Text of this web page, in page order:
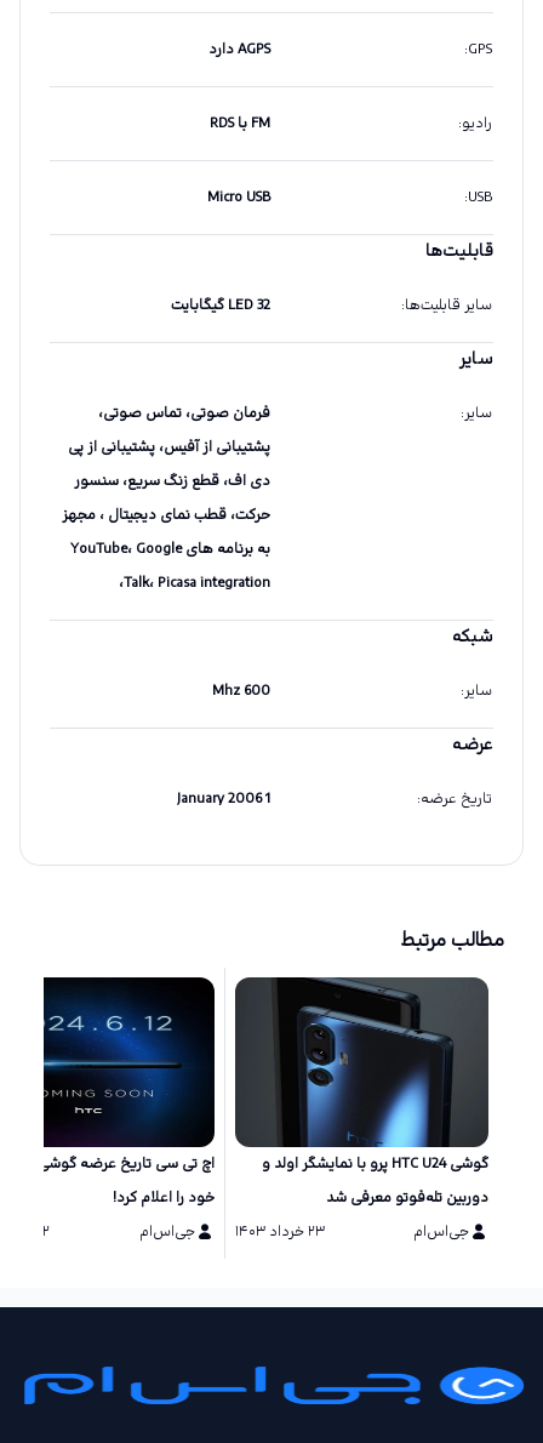
GPS
: AGPS دارد
رادیو: FM با RDS
USB
:
Micro USB
قابلیت‌ها
سایر قابلیت‌ها: LED 32 گیگابایت
سایر
سایر:
فرمان صوتی، تماس صوتی،
پشتیبانی از آفیس، پشتیبانی از پی
دی اف، قطع زنگ سریع، سنسور
حرکت، قطب نمای دیجیتال ، مجهز
به برنامه های YouTube، Google
Talk، Picasa integration،
شبکه
سایر:
600 Mhz
عرضه
تاریخ عرضه:
1 January 2006
مطالب مرتبط
گوشی HTC U24 پرو با نمایشگر اولد و
دوربین تله‌فوتو معرفی شد
جی‌اس‌ام
۲۳ خرداد ۱۴۰۳
اچ تی سی تاریخ عرضه گوشی‌های
خود را اعلام کرد!
جی‌اس‌ام
۲۲ خرداد ۱۴۰۳